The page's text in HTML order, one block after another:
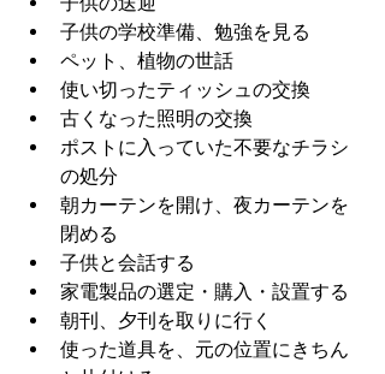
子供の学校準備、勉強を見る
ペット、植物の世話
使い切ったティッシュの交換
古くなった照明の交換
ポストに入っていた不要なチラシ
の処分
朝カーテンを開け、夜カーテンを
閉める
子供と会話する
家電製品の選定・購入・設置する
朝刊、夕刊を取りに行く
使った道具を、元の位置にきちん